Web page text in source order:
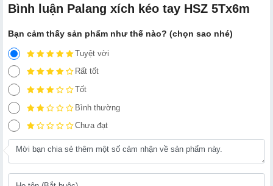
Bình luận Palang xích kéo tay HSZ 5Tx6m
Bạn cảm thấy sản phẩm như thế nào? (chọn sao nhé)
Tuyệt vời
Rất tốt
Tốt
Bình thường
Chưa đạt